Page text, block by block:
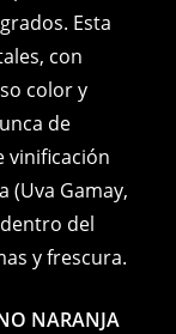
Esta
con
color y
de
vinificación
(Uva Gamay,
del
y frescura.
NARANJA